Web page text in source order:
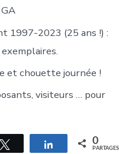
1997-2023 (25 ans !) :
et chouette journée !
visiteurs … pour
Tweetez Partagez 0
PARTAGES